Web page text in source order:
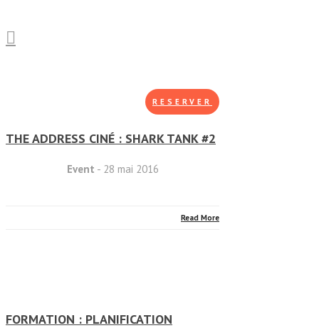
RESERVER
THE ADDRESS CINÉ : SHARK TANK #2
Event - 28 mai 2016
Read More
FORMATION : PLANIFICATION